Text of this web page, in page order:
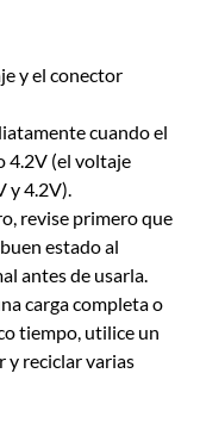
y el conector
cuando el
4.2V (el voltaje
y 4.2V).
revise primero que
estado al
antes de usarla.
carga completa o
tiempo, utilice un
y reciclar varias